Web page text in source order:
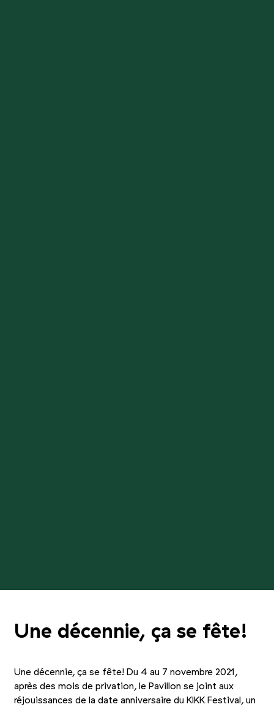
Une décennie, ça se fête!
Une décennie, ça se fête! Du 4 au 7 novembre 2021,
après des mois de privation, le Pavillon se joint aux
réjouissances de la date anniversaire du KIKK Festival, un